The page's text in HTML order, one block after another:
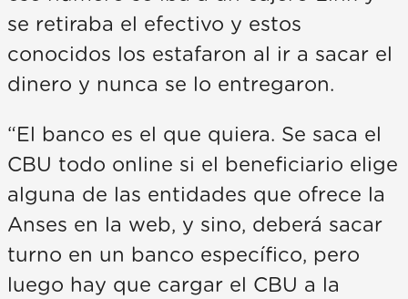
se retiraba el efectivo y estos
conocidos los estafaron al ir a sacar el
dinero y nunca se lo entregaron.
“El banco es el que quiera. Se saca el
CBU todo online si el beneficiario elige
alguna de las entidades que ofrece la
Anses en la web, y sino, deberá sacar
turno en un banco específico, pero
luego hay que cargar el CBU a la